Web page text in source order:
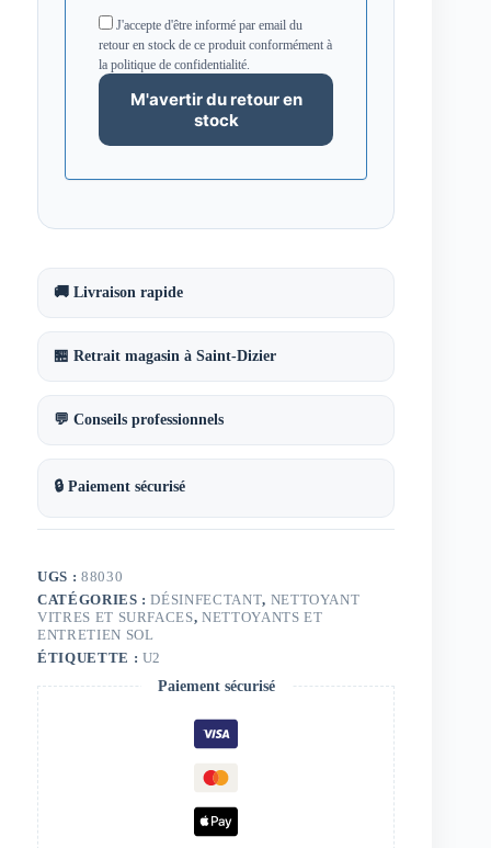
J'accepte d'être informé par email du
retour en stock de ce produit conformément à
la politique de confidentialité.
🚚 Livraison rapide
🏪 Retrait magasin à Saint-Dizier
💬 Conseils professionnels
🔒 Paiement sécurisé
UGS : 88030
CATÉGORIES :DÉSINFECTANT, NETTOYANT
VITRES ET SURFACES,NETTOYANTS ET
ENTRETIEN SOL
ÉTIQUETTE : U2
Paiement sécurisé